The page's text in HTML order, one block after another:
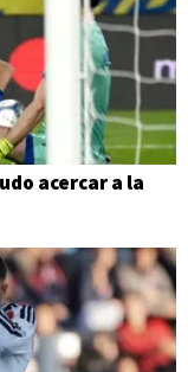
acercar a la